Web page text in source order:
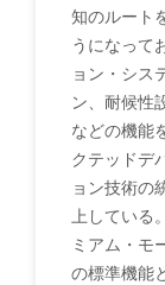
知のルート
うになって
ョン・シス
ン、耐候性
などの機能
クテッドデ
ョン技術の
上している
ミアム・モ
の標準機能